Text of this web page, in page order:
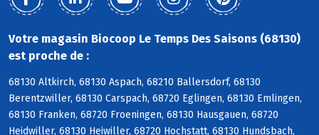
Votre magasin Biocoop Le Temps Des Saisons (68130)
est proche de :
68130 Altkirch, 68130 Aspach, 68210 Ballersdorf, 68130
Berentzwiller, 68130 Carspach, 68720 Eglingen, 68130 Emlingen,
68130 Franken, 68720 Froeningen, 68130 Hausgauen, 68720
Heidwiller, 68130 Heiwiller, 68720 Hochstatt, 68130 Hundsbach,